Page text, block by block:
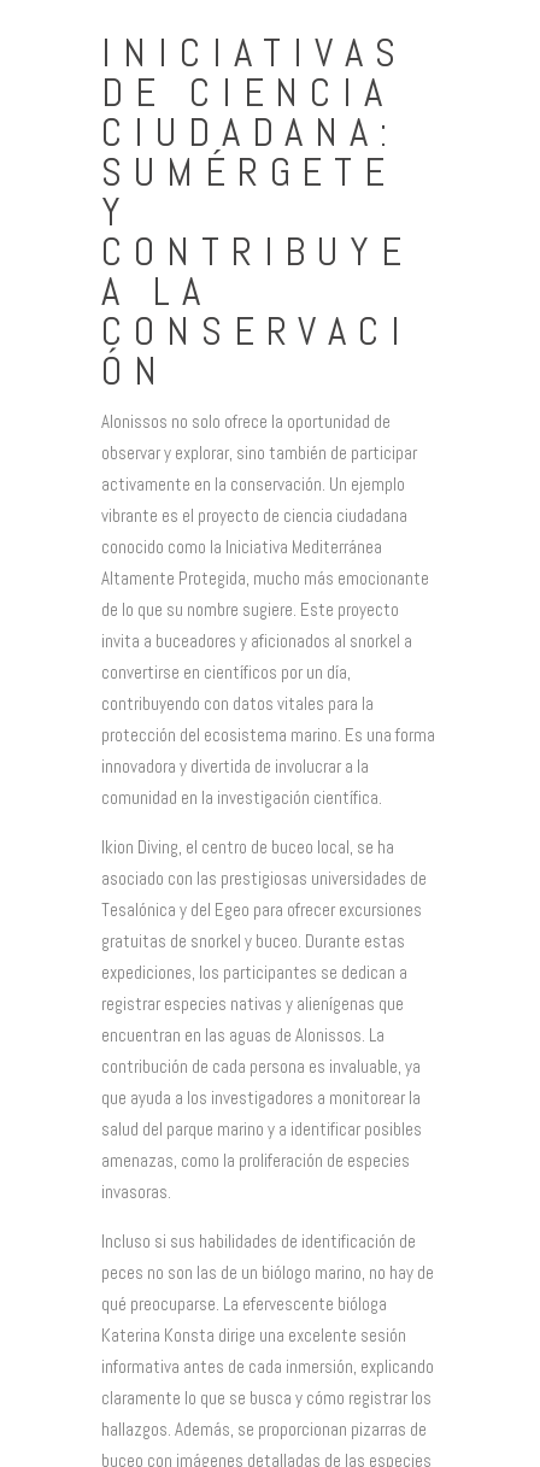
INICIATIVAS
DE CIENCIA
CIUDADANA:
SUMÉRGETE
Y
CONTRIBUYE
A LA
CONSERVACI
ÓN
Alonissos no solo ofrece la oportunidad de
observar y explorar, sino también de participar
activamente en la conservación. Un ejemplo
vibrante es el proyecto de ciencia ciudadana
conocido como la Iniciativa Mediterránea
Altamente Protegida, mucho más emocionante
de lo que su nombre sugiere. Este proyecto
invita a buceadores y aficionados al snorkel a
convertirse en científicos por un día,
contribuyendo con datos vitales para la
protección del ecosistema marino. Es una forma
innovadora y divertida de involucrar a la
comunidad en la investigación científica.
Ikion Diving, el centro de buceo local, se ha
asociado con las prestigiosas universidades de
Tesalónica y del Egeo para ofrecer excursiones
gratuitas de snorkel y buceo. Durante estas
expediciones, los participantes se dedican a
registrar especies nativas y alienígenas que
encuentran en las aguas de Alonissos. La
contribución de cada persona es invaluable, ya
que ayuda a los investigadores a monitorear la
salud del parque marino y a identificar posibles
amenazas, como la proliferación de especies
invasoras.
Incluso si sus habilidades de identificación de
peces no son las de un biólogo marino, no hay de
qué preocuparse. La efervescente bióloga
Katerina Konsta dirige una excelente sesión
informativa antes de cada inmersión, explicando
claramente lo que se busca y cómo registrar los
hallazgos. Además, se proporcionan pizarras de
buceo con imágenes detalladas de las especies